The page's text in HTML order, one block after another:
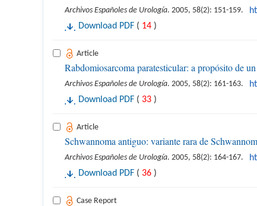
Archivos Españoles de Urología. 2005, 58(2): 151-159.
Download PDF ( 14 )
Article
Rabdomiosarcoma paratesticular: a propósito de
Archivos Españoles de Urología. 2005, 58(2): 161-163.
Download PDF ( 33 )
Article
Schwannoma antiguo: variante rara de
Archivos Españoles de Urología. 2005, 58(2): 164-167.
Download PDF ( 36 )
Case Report